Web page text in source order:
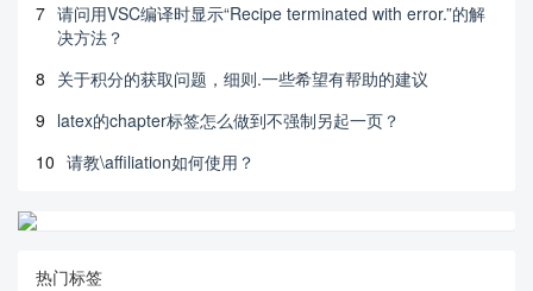
7 请问用VSC编译时显示“Recipe terminated with error.”的解
决方法？
8 关于积分的获取问题，细则.一些希望有帮助的建议
9 latex的chapter标签怎么做到不强制另起一页？
10 请教\affiliation如何使用？
热门标签